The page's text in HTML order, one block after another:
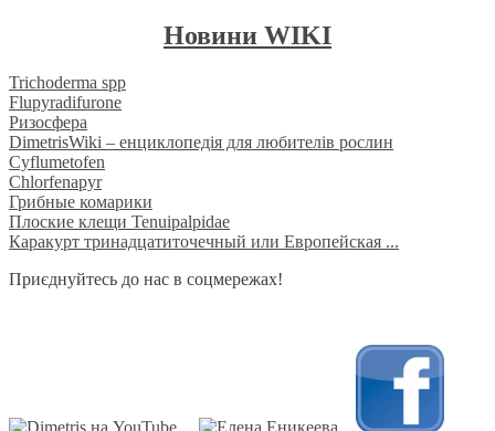
Новини WIKI
Trichoderma spp
Flupyradifurone
Ризосфера
DimetrisWiki – енциклопедія для любителів рослин
Cyflumetofen
Chlorfenapyr
Грибные комарики
Плоские клещи Tenuipalpidae
Каракурт тринадцатиточечный или Европейская ...
Приєднуйтесь до нас в соцмережах!